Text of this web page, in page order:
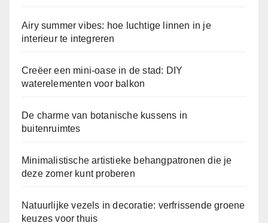
Airy summer vibes: hoe luchtige linnen in je
interieur te integreren
Creëer een mini-oase in de stad: DIY
waterelementen voor balkon
De charme van botanische kussens in
buitenruimtes
Minimalistische artistieke behangpatronen die je
deze zomer kunt proberen
Natuurlijke vezels in decoratie: verfrissende groene
keuzes voor thuis